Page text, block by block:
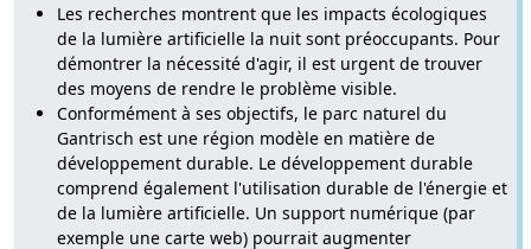
Les recherches montrent que les impacts écologiques
de la lumière artificielle la nuit sont préoccupants. Pour
démontrer la nécessité d'agir, il est urgent de trouver
des moyens de rendre le problème visible.
Conformément à ses objectifs, le parc naturel du
Gantrisch est une région modèle en matière de
développement durable. Le développement durable
comprend également l'utilisation durable de l'énergie et
de la lumière artificielle. Un support numérique (par
exemple une carte web) pourrait augmenter